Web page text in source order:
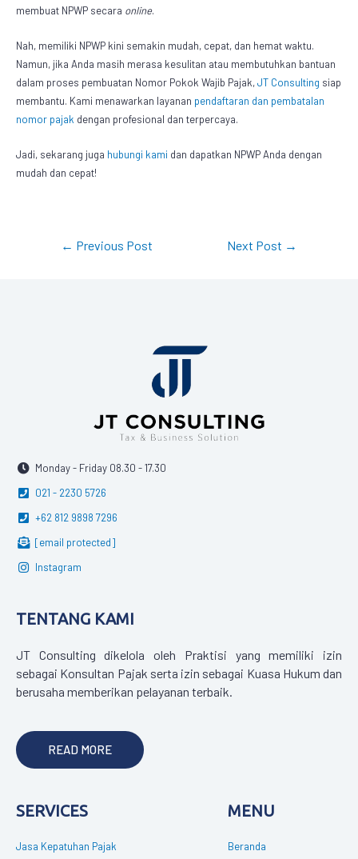
membuat NPWP secara online.
Nah, memiliki NPWP kini semakin mudah, cepat, dan hemat waktu.
Namun, jika Anda masih merasa kesulitan atau membutuhkan bantuan
dalam proses pembuatan Nomor Pokok Wajib Pajak,JT Consulting siap
membantu. Kami menawarkan layanan pendaftaran dan pembatalan
nomor pajak dengan profesional dan terpercaya.
Jadi, sekarang juga hubungi kami dan dapatkan NPWP Anda dengan
mudah dan cepat!
← Previous Post Next Post →
Monday - Friday 08.30 - 17.30
021 - 2230 5726
+62 812 9898 7296
[email protected]
Instagram
TENTANG KAMI
JT Consulting dikelola oleh Praktisi yang memiliki izin
sebagai Konsultan Pajak serta izin sebagai Kuasa Hukum dan
berusaha memberikan pelayanan terbaik.
READ MORE
SERVICES
Jasa Kepatuhan Pajak
MENU
Beranda